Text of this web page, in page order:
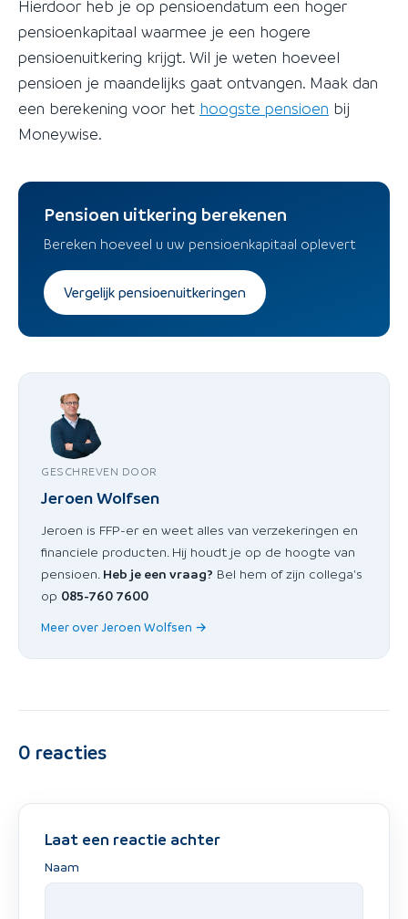
Hierdoor heb je op pensioendatum een hoger
pensioenkapitaal waarmee je een hogere
pensioenuitkering krijgt. Wil je weten hoeveel
pensioen je maandelijks gaat ontvangen. Maak dan
een berekening voor het hoogste pensioen bij
Moneywise.
Pensioen uitkering berekenen
Bereken hoeveel u uw pensioenkapitaal oplevert
Vergelijk pensioenuitkeringen
GESCHREVEN DOOR
Jeroen Wolfsen
Jeroen is FFP-er en weet alles van verzekeringen en
financiele producten. Hij houdt je op de hoogte van
pensioen. Heb je een vraag? Bel hem of zijn collega's
op 085-760 7600
Meer over Jeroen Wolfsen →
0 reacties
Laat een reactie achter
Naam